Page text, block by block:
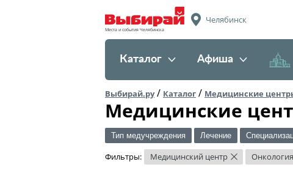
Места и события Челябинска
Челябинск
Каталог Афиша
Выбирай.ру/ Каталог / Медицинские
Медицинские
Тип медучреждения Лечение
Фильтры: Медицинский центр × Онкология